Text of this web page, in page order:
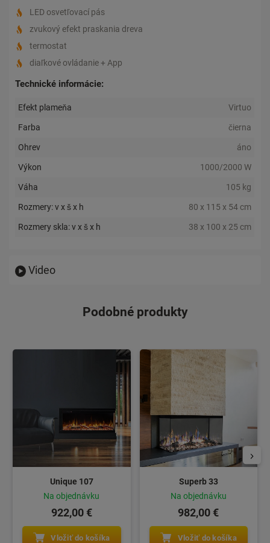
LED osvetľovací pás
zvukový efekt praskania dreva
termostat
diaľkové ovládanie + App
Technické informácie:
Efekt plameňa Virtuo
Farba čierna
Ohrev áno
Výkon 1000/2000 W
Váha 105 kg
Rozmery: v x š x h 80 x 115 x 54 cm
Rozmery skla: v x š x h 38 x 100 x 25 cm
Video
Podobné produkty
Unique 107
Na objednávku
922,00 €
Vložiť do košíka
Superb 33
Na objednávku
982,00 €
Vložiť do košíka